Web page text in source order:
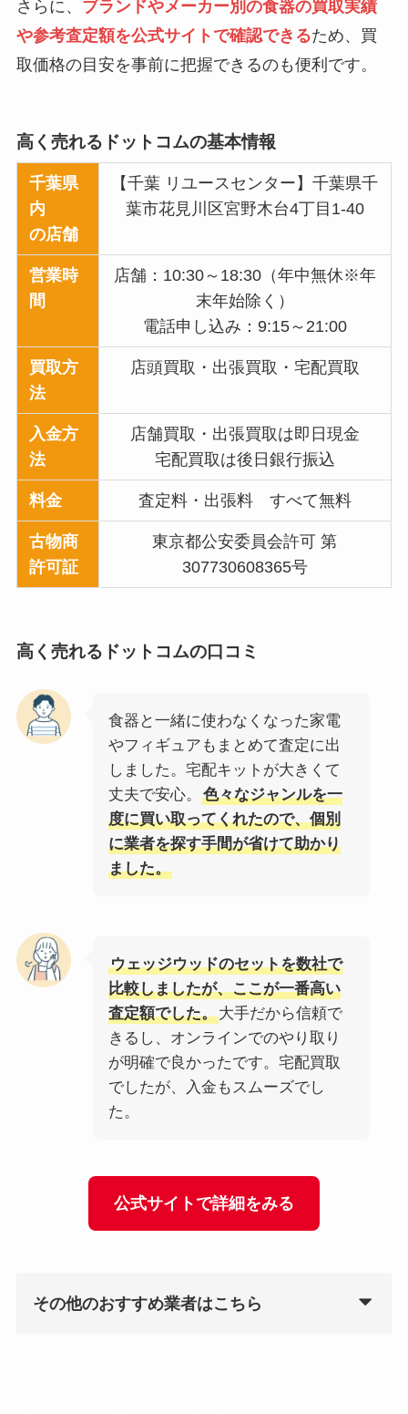
さらに、 ブランドやメーカー別の食器の買取実績
や参考査定額を公式サイトで確認できるため、買
取価格の目安を事前に把握できるのも便利です。
高く売れるドットコムの基本情報
千葉県
内
の店舗
【千葉 リユースセンター】千葉県千
葉市花見川区宮野木台4丁目1-40
営業時
間
店舗：10:30～18:30（年中無休※年
末年始除く）
電話申し込み：9:15～21:00
買取方
法
店頭買取・出張買取・宅配買取
入金方
法
店舗買取・出張買取は即日現金
宅配買取は後日銀行振込
料金 査定料・出張料 すべて無料
古物商
許可証
東京都公安委員会許可 第
307730608365号
高く売れるドットコムの口コミ
食器と一緒に使わなくなった家電
やフィギュアもまとめて査定に出
しました。宅配キットが大きくて
丈夫で安心。
色々なジャンルを一
度に買い取ってくれたので、個別
に業者を探す手間が省けて助かり
ました。
ウェッジウッドのセットを数社で
比較しましたが、ここが一番高い
査定額でした。大手だから信頼で
きるし、オンラインでのやり取り
が明確で良かったです。宅配買取
でしたが、入金もスムーズでし
た。
公式サイトで詳細をみる
その他のおすすめ業者はこちら